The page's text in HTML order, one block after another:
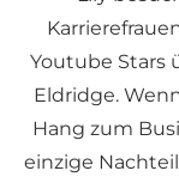
Youtube Stars
Eldridge.
Hang zum
einzige